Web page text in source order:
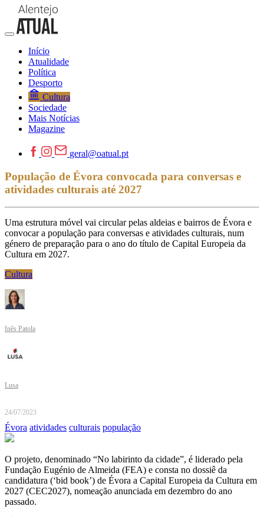
Início
Atualidade
Política
Desporto
Cultura
Sociedade
Mais Notícias
Magazine
geral@oatual.pt
População de Évora convocada para conversas e
atividades culturais até 2027
Uma estrutura móvel vai circular pelas aldeias e bairros de Évora e
convocar a população para conversas e atividades culturais, num
género de preparação para o ano do título de Capital Europeia da
Cultura em 2027.
Cultura
Inês Patola
Lusa
24/07/2023
Évora atividades culturais população
O projeto, denominado “No labirinto da cidade”, é liderado pela
Fundação Eugénio de Almeida (FEA) e consta no dossiê da
candidatura (‘bid book’) de Évora a Capital Europeia da Cultura em
2027 (CEC2027), nomeação anunciada em dezembro do ano
passado.